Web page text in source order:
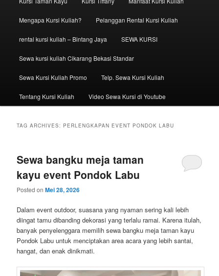
Mengapa Kursi Kuliah? Pelanggan Rental Kursi Kuliah
rental kursi kuliah – Bintang Jaya SEWA KURSI
Sewa kursi kuliah Cikarang Bekasi Standar
Sewa Kursi Kuliah Promo Telp. Sewa Kursi Kuliah
Tentang Kursi Kuliah Video Sewa Kursi di Youtube
TAG ARCHIVES: PERLENGKAPAN EVENT PONDOK LABU
Sewa bangku meja taman
kayu event Pondok Labu
Posted onMei 28, 2026
Dalam event outdoor, suasana yang nyaman sering kali lebih
diingat tamu dibanding dekorasi yang terlalu ramai. Karena itulah,
banyak penyelenggara memilih sewa bangku meja taman kayu
Pondok Labu untuk menciptakan area acara yang lebih santai,
hangat, dan enak dinikmati.